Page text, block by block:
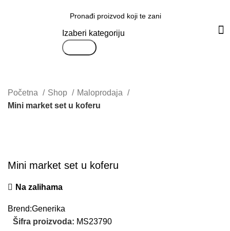
Izaberi kategoriju
Početna Shop
Maloprodaja
Mini market set u koferu
Mini market set u koferu
Na zalihama
Brend:Generika
Šifra proizvoda: MS23790